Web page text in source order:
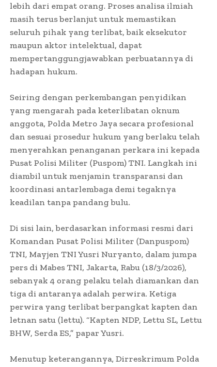
lebih dari empat orang. Proses analisa ilmiah
masih terus berlanjut untuk memastikan
seluruh pihak yang terlibat, baik eksekutor
maupun aktor intelektual, dapat
mempertanggungjawabkan perbuatannya di
hadapan hukum.
Seiring dengan perkembangan penyidikan
yang mengarah pada keterlibatan oknum
anggota, Polda Metro Jaya secara profesional
dan sesuai prosedur hukum yang berlaku telah
menyerahkan penanganan perkara ini kepada
Pusat Polisi Militer (Puspom) TNI. Langkah ini
diambil untuk menjamin transparansi dan
koordinasi antarlembaga demi tegaknya
keadilan tanpa pandang bulu.
Di sisi lain, berdasarkan informasi resmi dari
Komandan Pusat Polisi Militer (Danpuspom)
TNI, Mayjen TNI Yusri Nuryanto, dalam jumpa
pers di Mabes TNI, Jakarta, Rabu (18/3/2026),
sebanyak 4 orang pelaku telah diamankan dan
tiga di antaranya adalah perwira. Ketiga
perwira yang terlibat berpangkat kapten dan
letnan satu (lettu). “Kapten NDP, Lettu SL, Lettu
BHW, Serda ES,” papar Yusri.
Menutup keterangannya, Dirreskrimum Polda